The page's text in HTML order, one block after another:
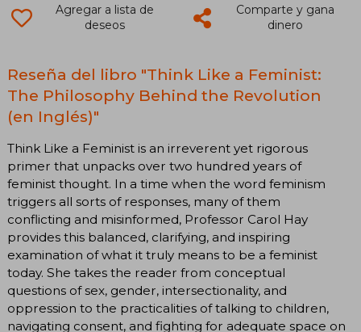
Agregar a lista de
deseos
Comparte y gana
dinero
Reseña del libro "Think Like a Feminist:
The Philosophy Behind the Revolution
(en Inglés)"
Think Like a Feminist is an irreverent yet rigorous
primer that unpacks over two hundred years of
feminist thought. In a time when the word feminism
triggers all sorts of responses, many of them
conflicting and misinformed, Professor Carol Hay
provides this balanced, clarifying, and inspiring
examination of what it truly means to be a feminist
today. She takes the reader from conceptual
questions of sex, gender, intersectionality, and
oppression to the practicalities of talking to children,
navigating consent, and fighting for adequate space on